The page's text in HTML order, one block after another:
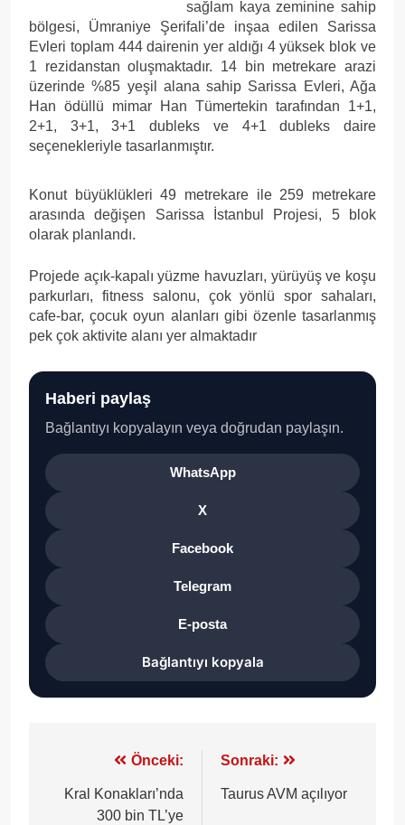
sağlam kaya zeminine sahip
bölgesi, Ümraniye Şerifali’de inşaa edilen Sarissa
Evleri toplam 444 dairenin yer aldığı 4 yüksek blok ve
1 rezidanstan oluşmaktadır. 14 bin metrekare arazi
üzerinde %85 yeşil alana sahip Sarissa Evleri, Ağa
Han ödüllü mimar Han Tümertekin tarafından 1+1,
2+1, 3+1, 3+1 dubleks ve 4+1 dubleks daire
seçenekleriyle tasarlanmıştır.
Konut büyüklükleri 49 metrekare ile 259 metrekare
arasında değişen Sarissa İstanbul Projesi, 5 blok
olarak planlandı.
Projede açık-kapalı yüzme havuzları, yürüyüş ve koşu
parkurları, fitness salonu, çok yönlü spor sahaları,
cafe-bar, çocuk oyun alanları gibi özenle tasarlanmış
pek çok aktivite alanı yer almaktadır
Haberi paylaş
Bağlantıyı kopyalayın veya doğrudan paylaşın.
WhatsApp
X
Facebook
Telegram
E-posta
Bağlantıyı kopyala
gezinmesi
Önceki:
Kral Konakları’nda
300 bin TL’ye
Sonraki:
Taurus AVM açılıyor